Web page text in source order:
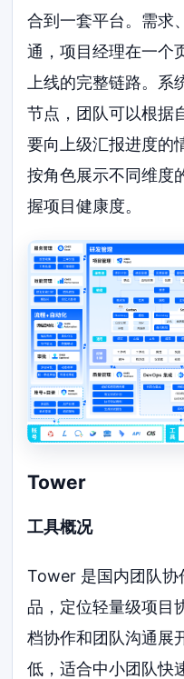
合到一套平台。需求
通，项目经理在一个
上线的完整链路。
节点，团队可以根据
要向上级汇报进度的
按角色展示不同维度
握项目健康度。
Tower
工具概况
Tower 是国内团队协
品，定位轻量级项目
档协作和团队沟通展
低，适合中小团队快